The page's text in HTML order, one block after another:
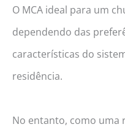
O MCA ideal para um
dependendo das
características do
residência.
No entanto, como uma